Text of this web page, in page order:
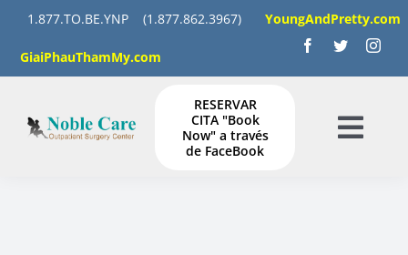
content
1.877.TO.BE.YNP (1.877.862.3967) YoungAndPretty.com
GiaiPhauThamMy.com
RESERVAR
CITA "Book
Now" a través
de FaceBook